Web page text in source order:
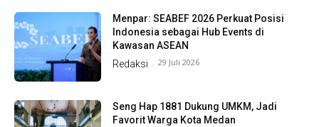
Menpar: SEABEF 2026 Perkuat Posisi
Indonesia sebagai Hub Events di
Kawasan ASEAN
Redaksi - 29 Juli 2026
Seng Hap 1881 Dukung UMKM, Jadi
Favorit Warga Kota Medan